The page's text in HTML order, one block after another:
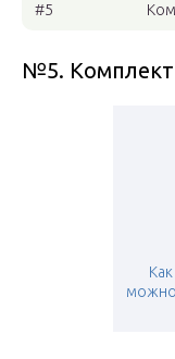
#5
№5. Комплект
можно